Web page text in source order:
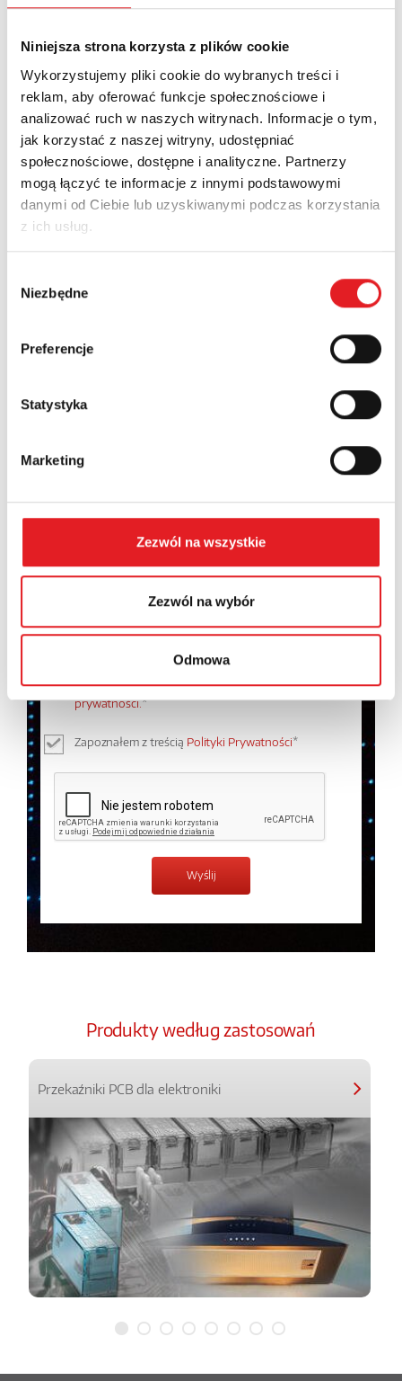
Niniejsza strona korzysta z plików cookie
Wykorzystujemy pliki cookie do wybranych treści i
reklam, aby oferować funkcje społecznościowe i
analizować ruch w naszych witrynach. Informacje o tym,
jak korzystać z naszej witryny, udostępniać
społecznościowe, dostępne i analityczne. Partnerzy
mogą łączyć te informacje z innymi podstawowymi
danymi od Ciebie lub uzyskiwanymi podczas korzystania
z ich usług.
zgody
Niezbędne
Preferencje
Statystyka
Marketing
Zezwól na wszystkie
Zezwól na wybór
Odmowa
POWRÓT
Zapytaj o szczegóły oferty
Imię i nazwisko: *
Adres e-mail: *
Nazwa firmy:
Treść: *
Wyrażam zgodę na przetwarzanie moich danych
osobowych przez Relpol S.A. Więcej informacji na
temat przetwarzania danych osobowych wPolityce
prywatności.*
Zapoznałem z treścią Polityki Prywatności*
Produkty według zastosowań
Przekaźniki PCB dla elektroniki